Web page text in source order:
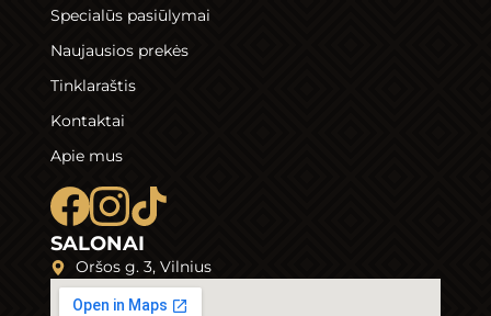
Specialūs pasiūlymai
Naujausios prekės
Tinklaraštis
Kontaktai
Apie mus
SALONAI
Oršos g. 3, Vilnius